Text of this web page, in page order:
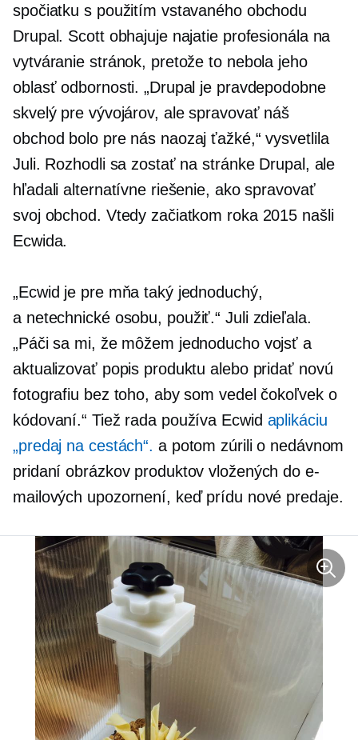
spočiatku s použitím vstavaného obchodu
Drupal. Scott obhajuje najatie profesionála na
vytváranie stránok, pretože to nebola jeho
oblasť odbornosti. „Drupal je pravdepodobne
skvelý pre vývojárov, ale spravovať náš
obchod bolo pre nás naozaj ťažké,“ vysvetlila
Juli. Rozhodli sa zostať na stránke Drupal, ale
hľadali alternatívne riešenie, ako spravovať
svoj obchod. Vtedy začiatkom roka 2015 našli
Ecwida.
„Ecwid je pre mňa taký jednoduchý,
a netechnickéosobu, použiť.“ Juli zdieľala.
„Páči sa mi, že môžem jednoducho vojsť a
aktualizovať popis produktu alebo pridať novú
fotografiu bez toho, aby som vedel čokoľvek o
kódovaní.“ Tiež rada používa Ecwid aplikáciu
„predaj na cestách“. a potom zúrili o nedávnom
pridaní obrázkov produktov vložených do e-
mailových upozornení, keď prídu nové predaje.